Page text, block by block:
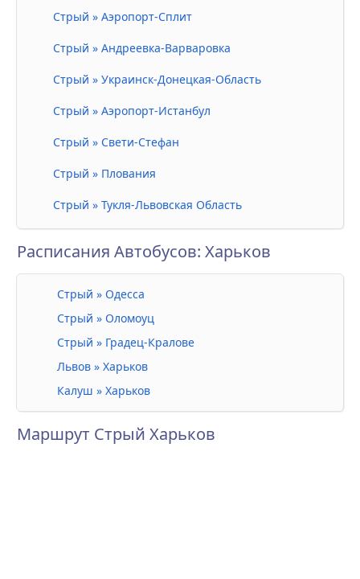
Стрый » Аэропорт-Сплит
Стрый » Андреевка-Варваровка
Стрый » Украинск-Донецкая-Область
Стрый » Аэропорт-Истанбул
Стрый » Свети-Стефан
Стрый » Плования
Стрый » Тукля-Львовская Область
Расписания Автобусов: Харьков
Стрый » Одесса
Стрый » Оломоуц
Стрый » Градец-Кралове
Львов » Харьков
Калуш » Харьков
Маршрут Стрый Харьков